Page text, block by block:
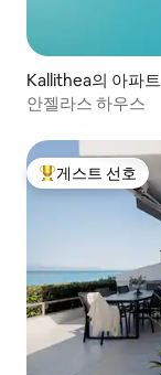
Kallithea의 아파트
안젤라스 하우스
상위 게스트 선호
게스트 선호